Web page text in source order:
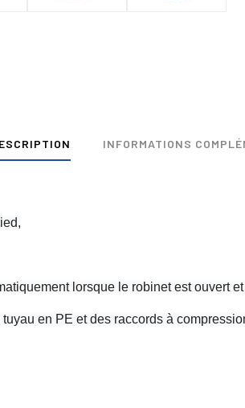
INFORMATIONS
lorsque le robinet est ouvert
en PE et des raccords à